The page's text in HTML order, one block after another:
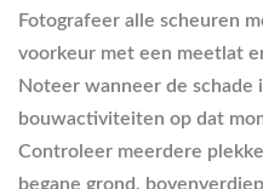
Fotografeer alle scheuren
voorkeur met een meetlat
Noteer wanneer de schade
bouwactiviteiten op dat
Controleer meerdere
begane grond,